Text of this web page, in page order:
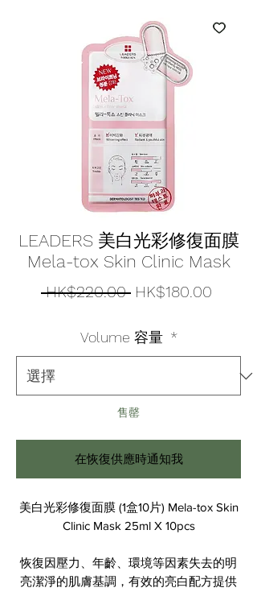
LEADERS 美白光彩修復面膜
Mela-tox Skin Clinic Mask
HK$220.00 一
價
HK$180.00
Volume 容量 *
售罄
在恢復供應時通知我
美白光彩修復面膜 (1盒10片) Mela-tox Skin
Clinic Mask 25ml X 10pcs
恢復因壓力、年齡、環境等因素失去的明
亮潔淨的肌膚基調，有效的亮白配方提供